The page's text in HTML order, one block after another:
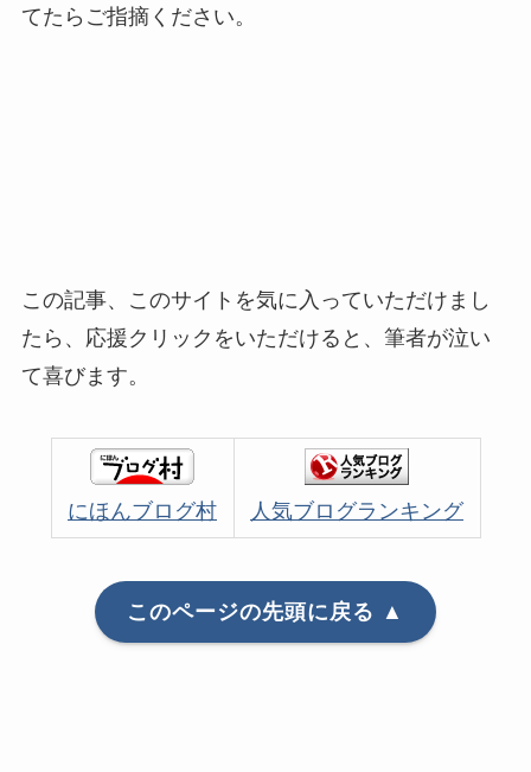
てたらご指摘ください。
この記事、このサイトを気に入っていただけまし
たら、応援クリックをいただけると、筆者が泣い
て喜びます。
にほんブログ村 人気ブログランキング
このページの先頭に戻る ▲